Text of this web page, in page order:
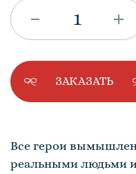
ЗАКАЗАТЬ
Все герои
реальными людьми